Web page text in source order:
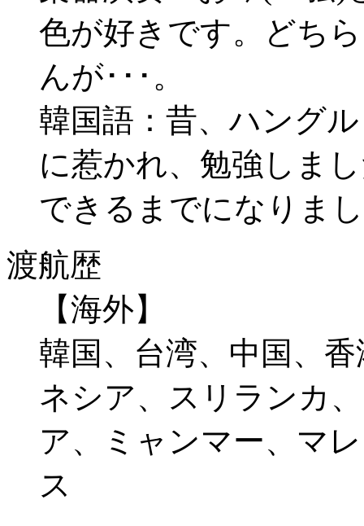
色が好きです。どち
んが･･･。
韓国語：昔、ハング
に惹かれ、勉強しま
できるまでになりま
渡航歴
【海外】
韓国、台湾、中国、
ネシア、スリランカ
ア、ミャンマー、マ
ス